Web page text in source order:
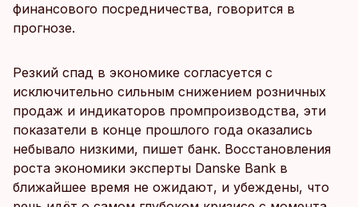
финансового посредничества, говорится в
прогнозе.
Резкий спад в экономике согласуется с
исключительно сильным снижением розничных
продаж и индикаторов промпроизводства, эти
показатели в конце прошлого года оказались
небывало низкими, пишет банк. Восстановления
роста экономики эксперты Danske Bank в
ближайшее время не ожидают, и убеждены, что